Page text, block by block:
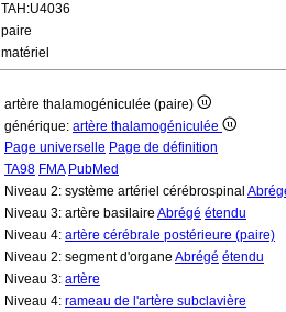
TAH:U4036
paire
matériel
artère thalamogéniculée (paire)
générique: artère thalamogéniculée
Page universelle Page de définition
TA98 FMA PubMed
Niveau 2: système artériel cérébrospinal
Niveau 3: artère basilaire Abrégé étendu
Niveau 4: artère cérébrale postérieure (paire)
Niveau 2: segment d'organe Abrégé étendu
Niveau 3: artère
Niveau 4: rameau de l'artère subclavière